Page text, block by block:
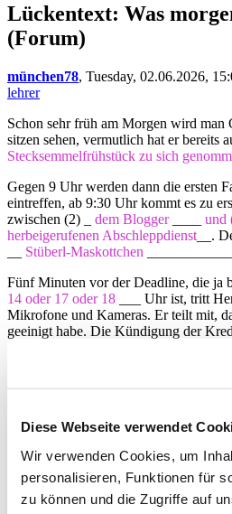
Diese Webseite verwendet
Wir verwenden Cookies, um
personalisieren, Funktionen für
zu können und die Zugriffe auf
Lückentext: Was
(Forum)
münchen78, Tuesday, 02.06.2026,
lehrer
Schon sehr früh am Morgen wird man
sitzen sehen, vermutlich hat er bereits
Stecksemmelfrühstück zu sich
Gegen 9 Uhr werden dann die ersten
eintreffen, ab 9:30 Uhr kommt es zu
zwischen (2) _
dem Blogger
und
herbeigerufenen Abschleppdienst __.
Stüberl-Maskottchen
Fünf Minuten vor der Deadline, die ja
14 oder 17 oder 18
___ Uhr ist, tritt
Mikrofone und Kameras. Er teilt mit,
geeinigt habe. Die Kündigung der
als offizielle Vereinshymne künftig
Außerdem habe man nach dem Sohn
Streit nicht einseitig zu verhalten.
Danach wird Mr Herbert das Ganze
kommentieren. Es sei nicht um eine